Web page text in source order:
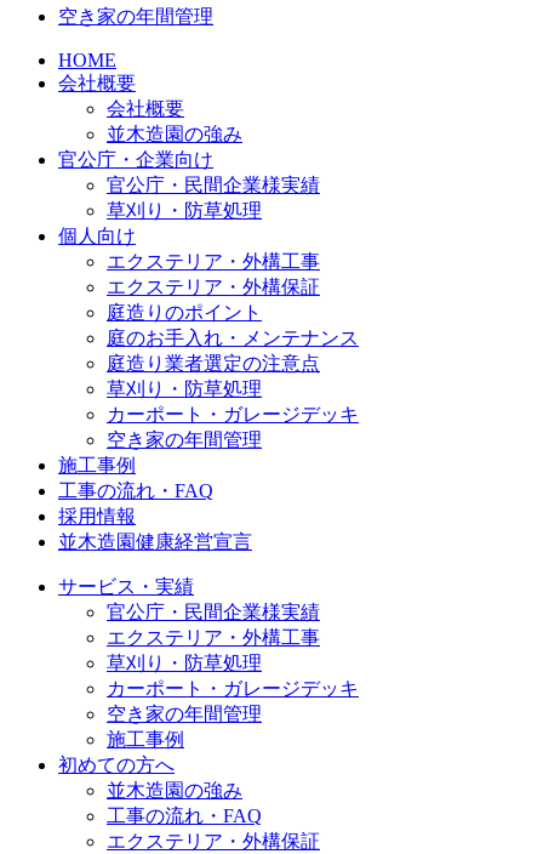
空き家の年間管理
HOME
会社概要
会社概要
並木造園の強み
官公庁・企業向け
官公庁・民間企業様実績
草刈り・防草処理
個人向け
エクステリア・外構工事
エクステリア・外構保証
庭造りのポイント
庭のお手入れ・メンテナンス
庭造り業者選定の注意点
草刈り・防草処理
カーポート・ガレージデッキ
空き家の年間管理
施工事例
工事の流れ・FAQ
採用情報
並木造園健康経営宣言
サービス・実績
官公庁・民間企業様実績
エクステリア・外構工事
草刈り・防草処理
カーポート・ガレージデッキ
空き家の年間管理
施工事例
初めての方へ
並木造園の強み
工事の流れ・FAQ
エクステリア・外構保証